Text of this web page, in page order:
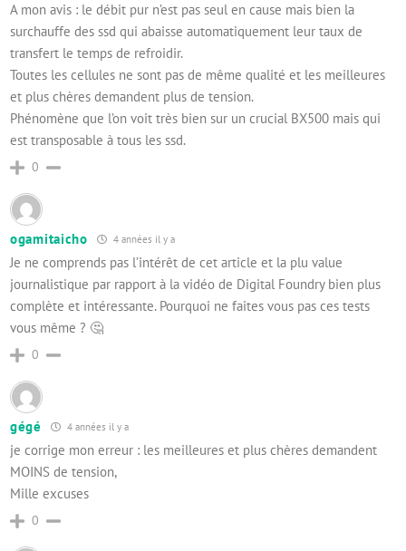
A mon avis : le débit pur n’est pas seul en cause mais bien la
surchauffe des ssd qui abaisse automatiquement leur taux de
transfert le temps de refroidir.
Toutes les cellules ne sont pas de même qualité et les meilleures
et plus chères demandent plus de tension.
Phénomène que l’on voit très bien sur un crucial BX500 mais qui
est transposable à tous les ssd.
0
ogamitaicho 4 années il y a
Je ne comprends pas l’intérêt de cet article et la plu value
journalistique par rapport à la vidéo de Digital Foundry bien plus
complète et intéressante. Pourquoi ne faites vous pas ces tests
vous même ? 🤔
0
gégé 4 années il y a
je corrige mon erreur : les meilleures et plus chères demandent
MOINS de tension,
Mille excuses
0